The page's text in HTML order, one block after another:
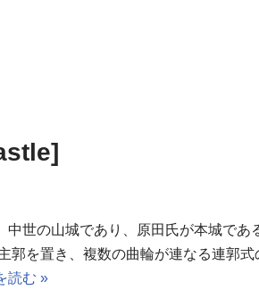
世の山城であり、原田氏が本城であ
を置き、複数の曲輪が連なる連郭式
読む »